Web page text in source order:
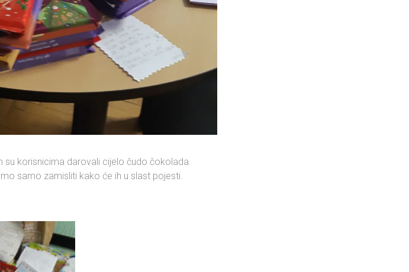
su korisnicima darovali cijelo čudo čokolada.
samo zamisliti kako će ih u slast pojesti.